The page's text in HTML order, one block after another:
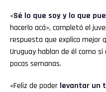
«Sé lo que soy y lo que
hacerlo acá», completó el
respuesta que explica mejor
Uruguay hablan de él como
pocas semanas.
«Feliz de poder levantar un